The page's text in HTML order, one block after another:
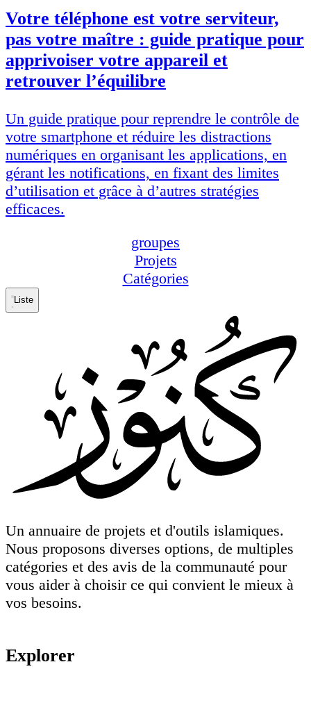
Votre téléphone est votre serviteur,
pas votre maître : guide pratique pour
apprivoiser votre appareil et
retrouver l’équilibre
Un guide pratique pour reprendre le contrôle de
votre smartphone et réduire les distractions
numériques en organisant les applications, en
gérant les notifications, en fixant des limites
d’utilisation et grâce à d’autres stratégies
efficaces.
groupes
Projets
Catégories
Liste
Un annuaire de projets et d'outils islamiques.
Nous proposons diverses options, de multiples
catégories et des avis de la communauté pour
vous aider à choisir ce qui convient le mieux à
vos besoins.
Explorer